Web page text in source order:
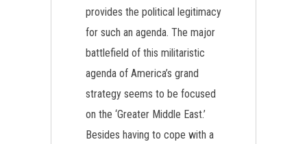
provides the political legitimacy
for such an agenda. The major
battlefield of this militaristic
agenda of America’s grand
strategy seems to be focused
on the ‘Greater Middle East.’
Besides having to cope with a